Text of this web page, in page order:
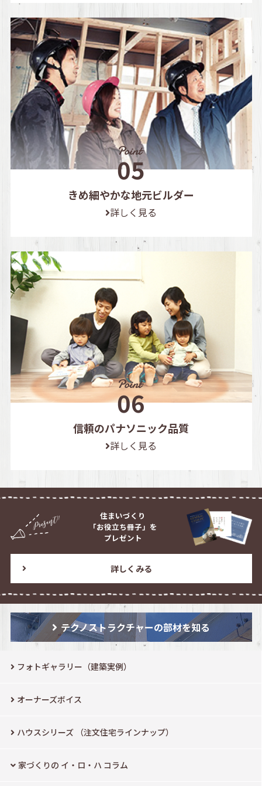
きめ細やかな地元ビルダー
詳しく見る
信頼のパナソニック品質
詳しく見る
住まいづくり
「お役立ち冊子」を
プレゼント
詳しくみる
テクノストラクチャーの部材を知る
フォトギャラリー（建築実例）
オーナーズボイス
ハウスシリーズ （注文住宅ラインナップ）
家づくりの イ・ロ・ハ コラム